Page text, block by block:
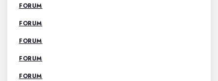
FORUM
FORUM
FORUM
FORUM
FORUM